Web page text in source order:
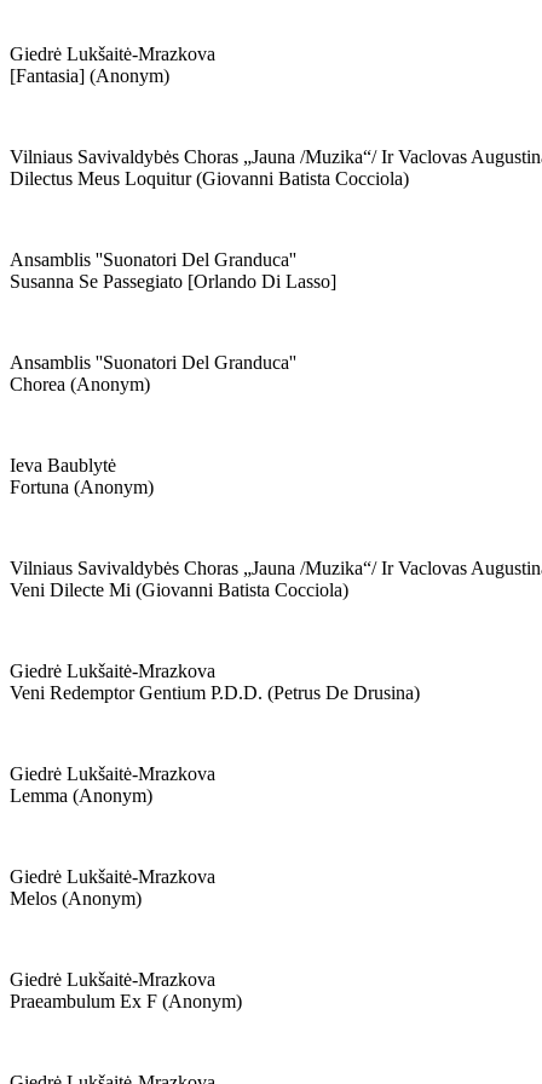
Giedrė Lukšaitė-Mrazkova
[fantasia] (anonym)
Vilniaus Savivaldybės Choras „jauna /muzika“/ Ir Vaclovas
Dilectus Meus Loquitur (giovanni Batista Cocciola)
Ansamblis ''suonatori Del Granduca''
Susanna Se Passegiato [orlando Di Lasso]
Ansamblis ''suonatori Del Granduca''
Chorea (anonym)
Ieva Baublytė
Fortuna (anonym)
Vilniaus Savivaldybės Choras „jauna /muzika“/ Ir Vaclovas
Veni Dilecte Mi (giovanni Batista Cocciola)
Giedrė Lukšaitė-Mrazkova
Veni Redemptor Gentium P.d.d. (petrus De Drusina)
Giedrė Lukšaitė-Mrazkova
Lemma (anonym)
Giedrė Lukšaitė-Mrazkova
Melos (anonym)
Giedrė Lukšaitė-Mrazkova
Praeambulum Ex F (anonym)